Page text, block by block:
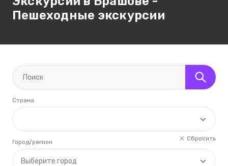
Пешеходные экскурсии
Страна
Сбросить
Выберите город
Город/регион